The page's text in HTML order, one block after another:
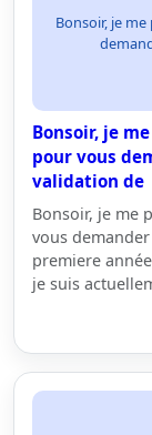
Bonsoir, je
Bonsoir, je
pour vous
validation de
Bonsoir, je me
vous
premiere
je suis